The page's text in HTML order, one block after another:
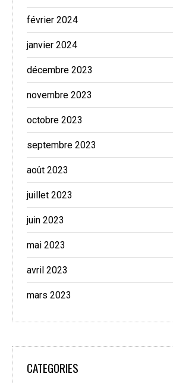
février 2024
janvier 2024
décembre 2023
novembre 2023
octobre 2023
septembre 2023
août 2023
juillet 2023
juin 2023
mai 2023
avril 2023
mars 2023
CATEGORIES